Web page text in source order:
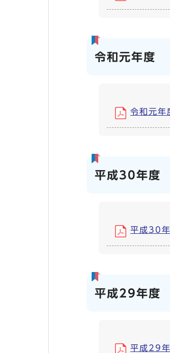
令和元年度
令和元
平成30年度
平成30
平成29年度
平成29